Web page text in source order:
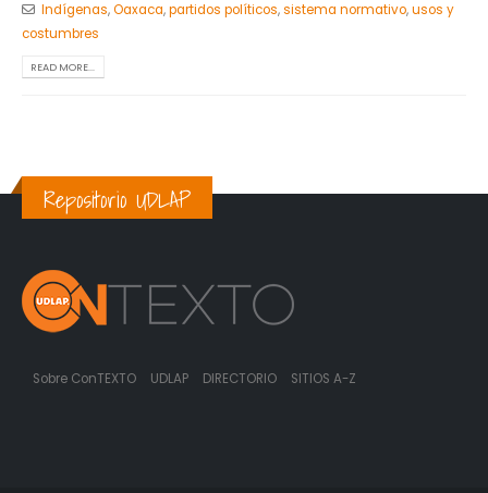
Indígenas,Oaxaca,partidos políticos,sistema normativo,usos y
costumbres
READ MORE...
Repositorio UDLAP
Sobre ConTEXTO UDLAP DIRECTORIO SITIOS A-Z